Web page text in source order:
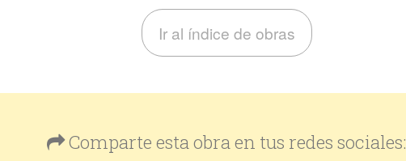
Ir al índice de obras
Comparte esta obra en tus redes sociales: